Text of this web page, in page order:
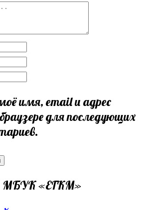
имя, email и адрес
для последующих
МБУК «ЕГКМ»